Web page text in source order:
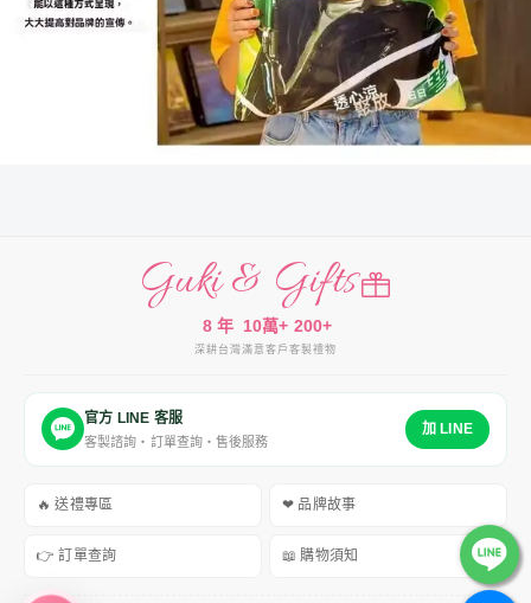
Guki & Gifts
8 年
深耕台灣
10萬+
滿意客戶
200+
客製禮物
官方 LINE 客服
客製諮詢・訂單查詢・售後服務
加 LINE
🔥 送禮專區 ❤ 品牌故事
👉 訂單查詢 📖 購物須知